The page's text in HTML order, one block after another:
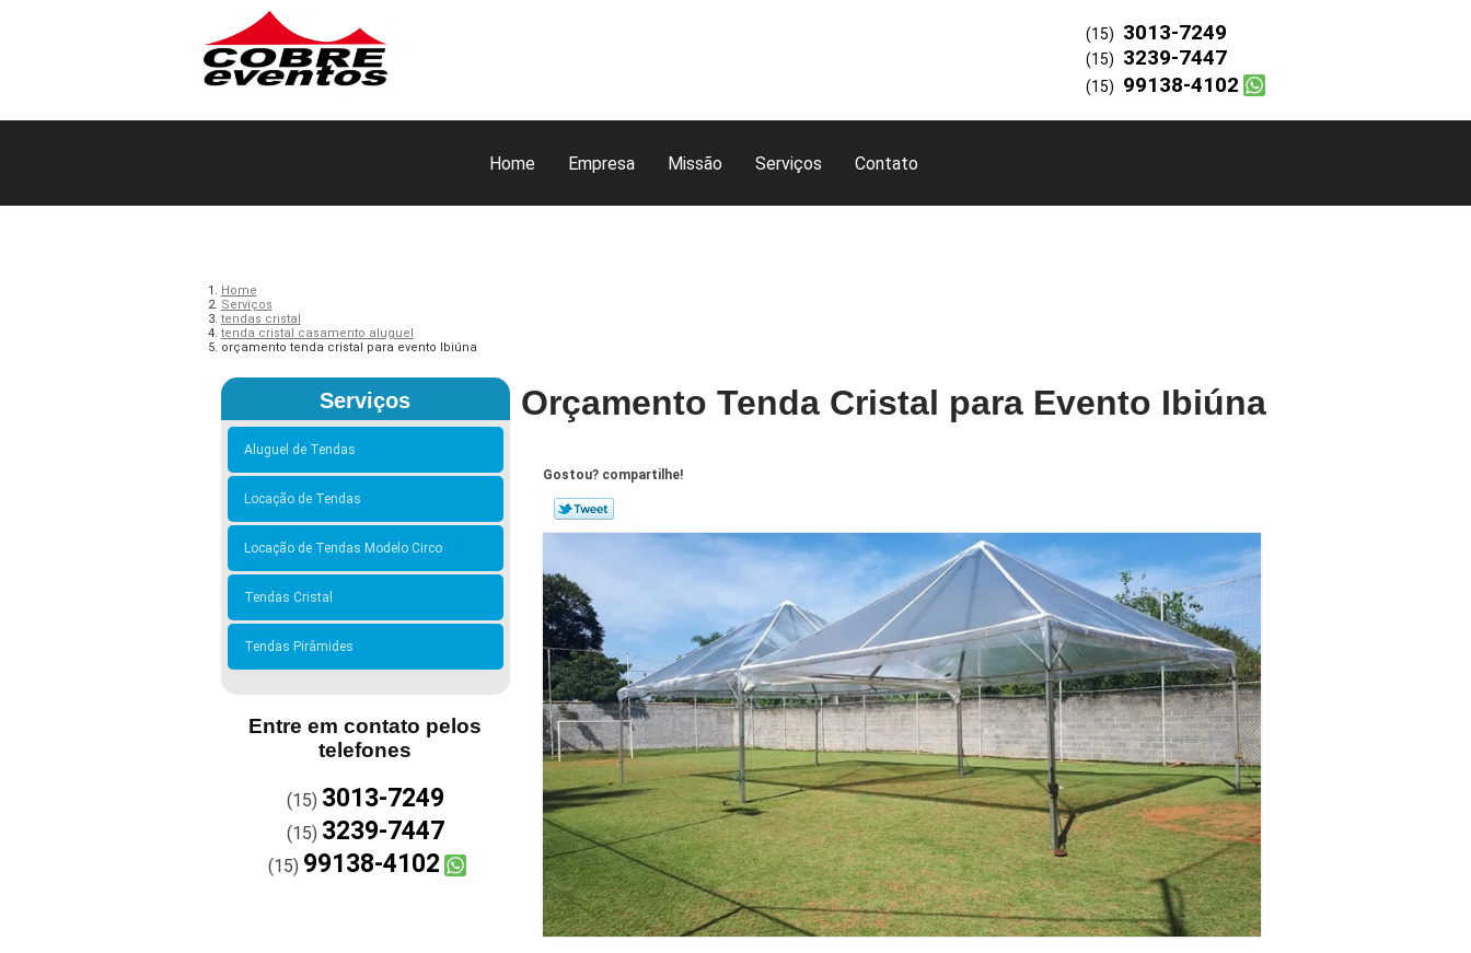
Home Empresa Missão Serviços Contato
(15) 3013-7249
(15) 3239-7447
(15) 99138-4102
Home
Serviços
tendas cristal
tenda cristal casamento aluguel
orçamento tenda cristal para evento Ibiúna
Serviços
Aluguel de Tendas
Locação de Tendas
Locação de Tendas Modelo Circo
Tendas Cristal
Tendas Pirâmides
Entre em contato pelos
telefones
(15) 3013-7249
(15) 3239-7447
(15) 99138-4102
Orçamento Tenda Cristal para Evento Ibiúna
Gostou? compartilhe!